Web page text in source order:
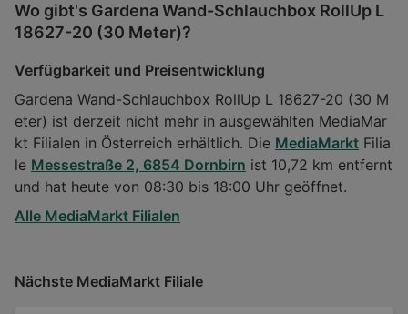
Wo gibt's Gardena Wand-Schlauchbox RollUp L
18627-20 (30 Meter)?
Verfügbarkeit und Preisentwicklung
Gardena Wand-Schlauchbox RollUp L 18627-20 (30 M
eter) ist derzeit nicht mehr in ausgewählten MediaMar
kt Filialen in Österreich erhältlich. Die MediaMarkt Filia
le Messestraße 2, 6854 Dornbirn ist 10,72 km entfernt
und hat heute von 08:30 bis 18:00 Uhr geöffnet.
Alle MediaMarkt Filialen
Nächste MediaMarkt Filiale